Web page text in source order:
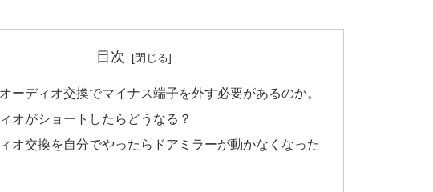
目次
ーディオ交換でマイナス端子を外す必要があるのか。
オがショートしたらどうなる？
オ交換を自分でやったらドアミラーが動かなくなった